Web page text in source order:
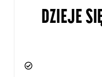
DZIEJE